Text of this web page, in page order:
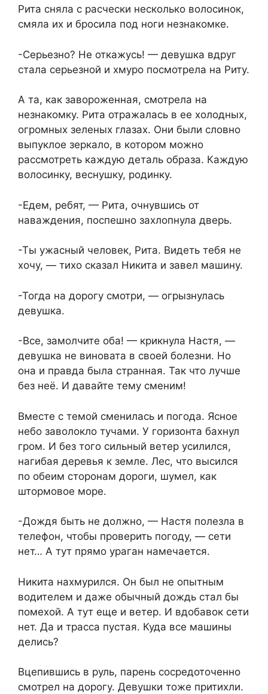
Рита сняла с расчески несколько волосинок,
смяла их и бросила под ноги незнакомке.
-Серьезно? Не откажусь! — девушка вдруг
стала серьезной и хмуро посмотрела на Риту.
А та, как завороженная, смотрела на
незнакомку. Рита отражалась в ее холодных,
огромных зеленых глазах. Они были словно
выпуклое зеркало, в котором можно
рассмотреть каждую деталь образа. Каждую
волосинку, веснушку, родинку.
-Едем, ребят, — Рита, очнувшись от
наваждения, поспешно захлопнула дверь.
-Ты ужасный человек, Рита. Видеть тебя не
хочу, — тихо сказал Никита и завел машину.
-Тогда на дорогу смотри, — огрызнулась
девушка.
-Все, замолчите оба! — крикнула Настя, —
девушка не виновата в своей болезни. Но
она и правда была странная. Так что лучше
без неё. И давайте тему сменим!
Вместе с темой сменилась и погода. Ясное
небо заволокло тучами. У горизонта бахнул
гром. И без того сильный ветер усилился,
нагибая деревья к земле. Лес, что высился
по обеим сторонам дороги, шумел, как
штормовое море.
-Дождя быть не должно, — Настя полезла в
телефон, чтобы проверить погоду, — сети
нет… А тут прямо ураган намечается.
Никита нахмурился. Он был не опытным
водителем и даже обычный дождь стал бы
помехой. А тут еще и ветер. И вдобавок сети
нет. Да и трасса пустая. Куда все машины
делись?
Вцепившись в руль, парень сосредоточенно
смотрел на дорогу. Девушки тоже притихли.